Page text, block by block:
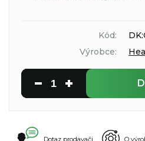
Kód:
Výrobce:
Dotaz prodavači O